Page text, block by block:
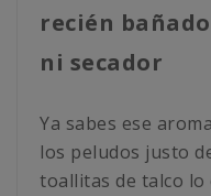
recién
ni secador
Ya sabes ese
los peludos justo
toallitas de talco lo